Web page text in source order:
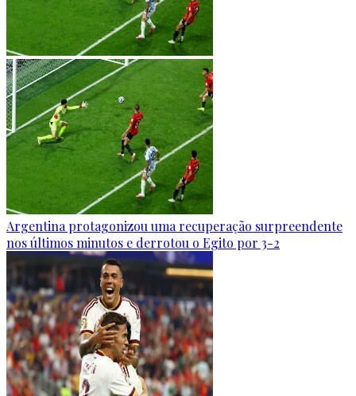
Argentina protagonizou uma recuperação surpreendente
nos últimos minutos e derrotou o Egito por 3-2